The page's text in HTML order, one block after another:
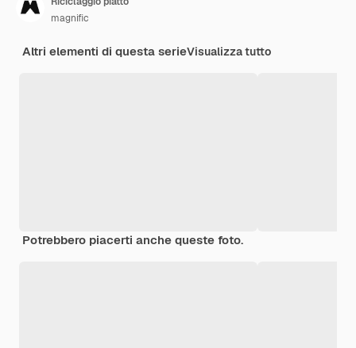
magnific
Altri elementi di questa serieVisualizza tutto
Potrebbero piacerti anche queste foto.